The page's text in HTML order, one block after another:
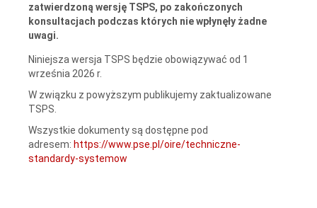
zatwierdzoną wersję TSPS, po zakończonych
konsultacjach podczas których nie wpłynęły żadne
uwagi.
Niniejsza wersja TSPS będzie obowiązywać od 1
września 2026 r.
W związku z powyższym publikujemy zaktualizowane
TSPS.
Wszystkie dokumenty są dostępne pod
adresem: https://www.pse.pl/oire/techniczne-
standardy-systemow